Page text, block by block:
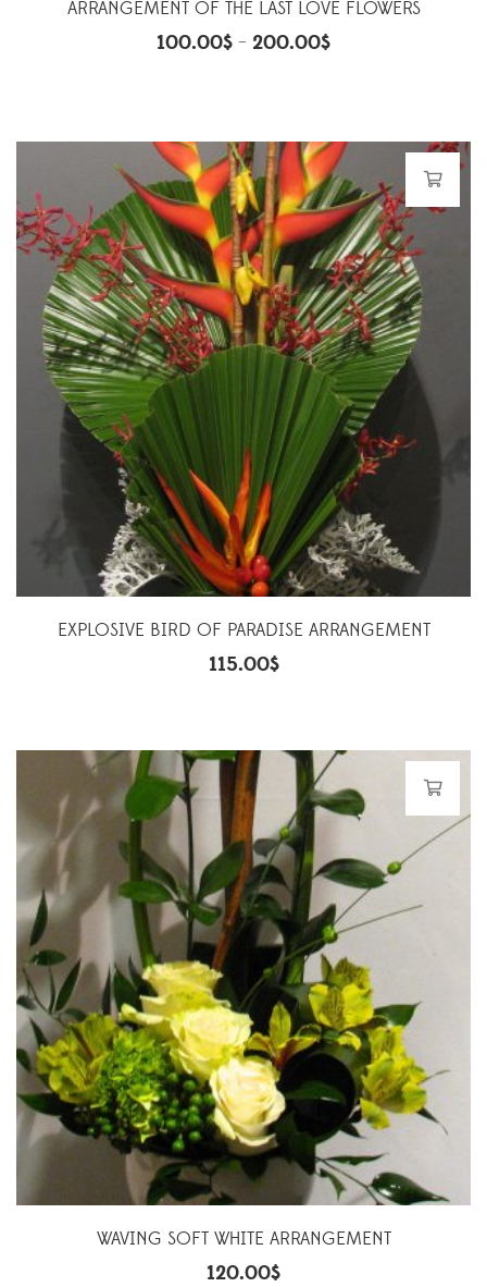
ARRANGEMENT OF THE LAST LOVE FLOWERS
100.00$ – 200.00$
EXPLOSIVE BIRD OF PARADISE ARRANGEMENT
115.00$
WAVING SOFT WHITE ARRANGEMENT
120.00$